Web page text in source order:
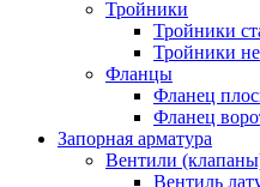
Тройники
Тройники
Тройники
Фланцы
Фланец
Фланец
Запорная арматура
Вентили
Вентиль